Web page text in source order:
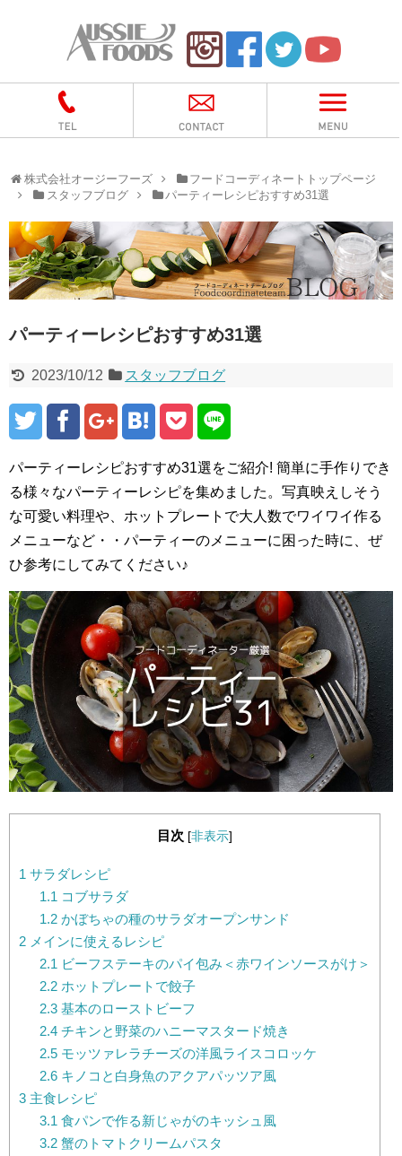
株式会社オージーフーズ
フードコーディネートトップページ
スタッフブログ
パーティーレシピおすすめ31選
パーティーレシピおすすめ31選
2023/10/12 スタッフブログ
パーティーレシピおすすめ31選をご紹介! 簡単に手作りでき
る様々なパーティーレシピを集めました。写真映えしそう
な可愛い料理や、ホットプレートで大人数でワイワイ作る
メニューなど・・パーティーのメニューに困った時に、ぜ
ひ参考にしてみてください♪
目次 [非表示]
1 サラダレシピ
1.1 コブサラダ
1.2かぼちゃの種のサラダオープンサンド
2 メインに使えるレシピ
2.1 ビーフステーキのパイ包み＜赤ワインソースがけ＞
2.2ホットプレートで餃子
2.3基本のローストビーフ
2.4チキンと野菜のハニーマスタード焼き
2.5モッツァレラチーズの洋風ライスコロッケ
2.6キノコと白身魚のアクアパッツア風
3 主食レシピ
3.1 食パンで作る新じゃがのキッシュ風
3.2蟹のトマトクリームパスタ